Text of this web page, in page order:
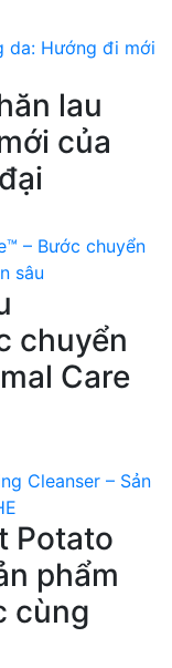
lau
của
chuyển
Care
Potato
phẩm
cùng